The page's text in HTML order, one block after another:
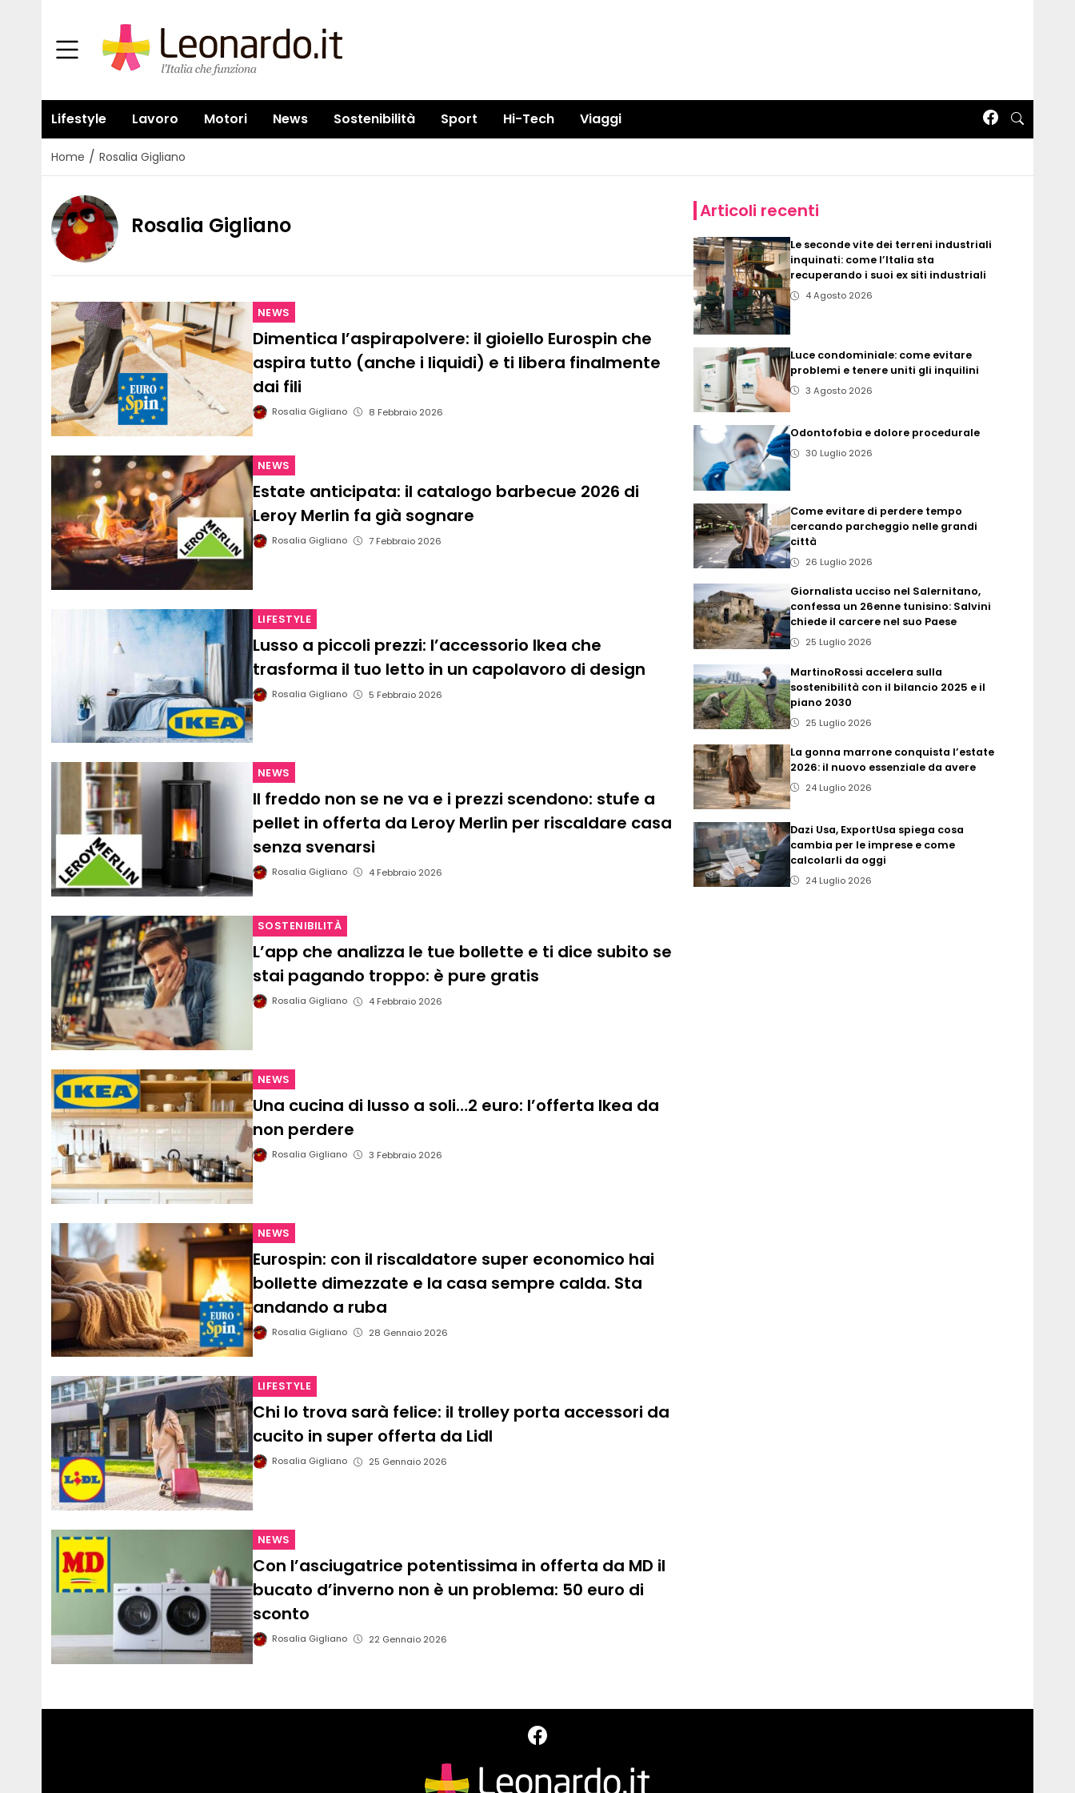
Lifestyle Lavoro Motori News Sostenibilità Sport Hi-Tech Viaggi
Home / Rosalia Gigliano
Rosalia Gigliano
NEWS
Dimentica l’aspirapolvere: il gioiello Eurospin che
aspira tutto (anche i liquidi) e ti libera finalmente
dai fili
Rosalia Gigliano 8 Febbraio 2026
NEWS
Estate anticipata: il catalogo barbecue 2026 di
Leroy Merlin fa già sognare
Rosalia Gigliano 7 Febbraio 2026
LIFESTYLE
Lusso a piccoli prezzi: l’accessorio Ikea che
trasforma il tuo letto in un capolavoro di design
Rosalia Gigliano 5 Febbraio 2026
NEWS
Il freddo non se ne va e i prezzi scendono: stufe a
pellet in offerta da Leroy Merlin per riscaldare casa
senza svenarsi
Rosalia Gigliano 4 Febbraio 2026
SOSTENIBILITÀ
L’app che analizza le tue bollette e ti dice subito se
stai pagando troppo: è pure gratis
Rosalia Gigliano 4 Febbraio 2026
NEWS
Una cucina di lusso a soli…2 euro: l’offerta Ikea da
non perdere
Rosalia Gigliano 3 Febbraio 2026
NEWS
Eurospin: con il riscaldatore super economico hai
bollette dimezzate e la casa sempre calda. Sta
andando a ruba
Rosalia Gigliano 28 Gennaio 2026
LIFESTYLE
Chi lo trova sarà felice: il trolley porta accessori da
cucito in super offerta da Lidl
Rosalia Gigliano 25 Gennaio 2026
NEWS
Con l’asciugatrice potentissima in offerta da MD il
bucato d’inverno non è un problema: 50 euro di
sconto
Rosalia Gigliano 22 Gennaio 2026
Articoli recenti
Le seconde vite dei terreni industriali
inquinati: come l’Italia sta
recuperando i suoi ex siti industriali
4 Agosto 2026
Luce condominiale: come evitare
problemi e tenere uniti gli inquilini
3 Agosto 2026
Odontofobia e dolore procedurale
30 Luglio 2026
Come evitare di perdere tempo
cercando parcheggio nelle grandi
città
26 Luglio 2026
Giornalista ucciso nel Salernitano,
confessa un 26enne tunisino: Salvini
chiede il carcere nel suo Paese
25 Luglio 2026
MartinoRossi accelera sulla
sostenibilità con il bilancio 2025 e il
piano 2030
25 Luglio 2026
La gonna marrone conquista l’estate
2026: il nuovo essenziale da avere
24 Luglio 2026
Dazi Usa, ExportUsa spiega cosa
cambia per le imprese e come
calcolarli da oggi
24 Luglio 2026